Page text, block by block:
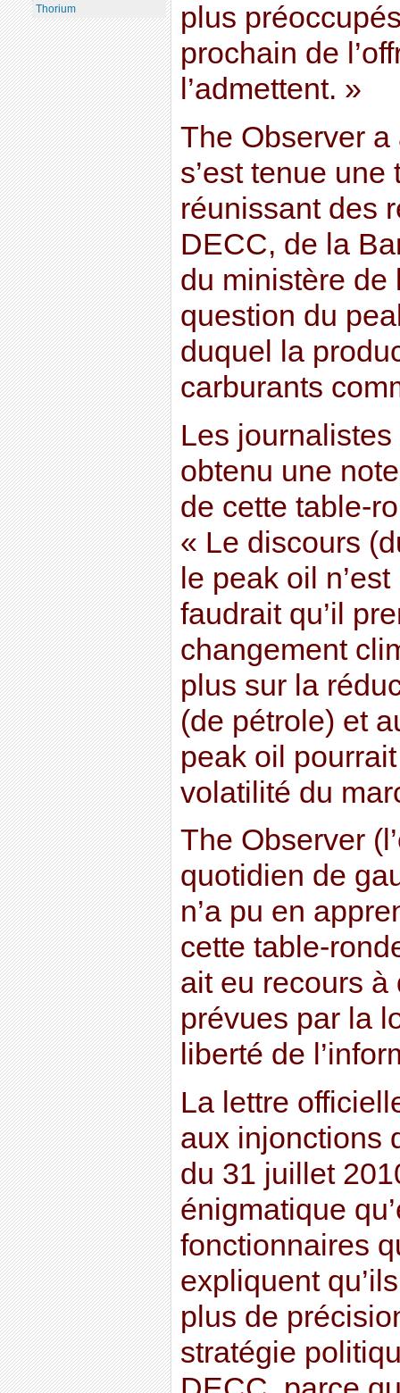
plus
prochain de
l’admettent. »
The Observer a
s’est tenue
réunissant des
DECC, de la
du ministère de
question du
duquel la
carburants
Les
obtenu une
de cette table-
« Le discours
le peak oil
faudrait qu’il
changement
plus sur la
(de pétrole) et
peak oil
volatilité du
The Observer
quotidien de
n’a pu en
cette table-
ait eu recours
prévues par la
liberté de
La lettre
aux injonctions
du 31 juillet
énigmatique
fonctionnaires
expliquent
plus de
stratégie
Thorium